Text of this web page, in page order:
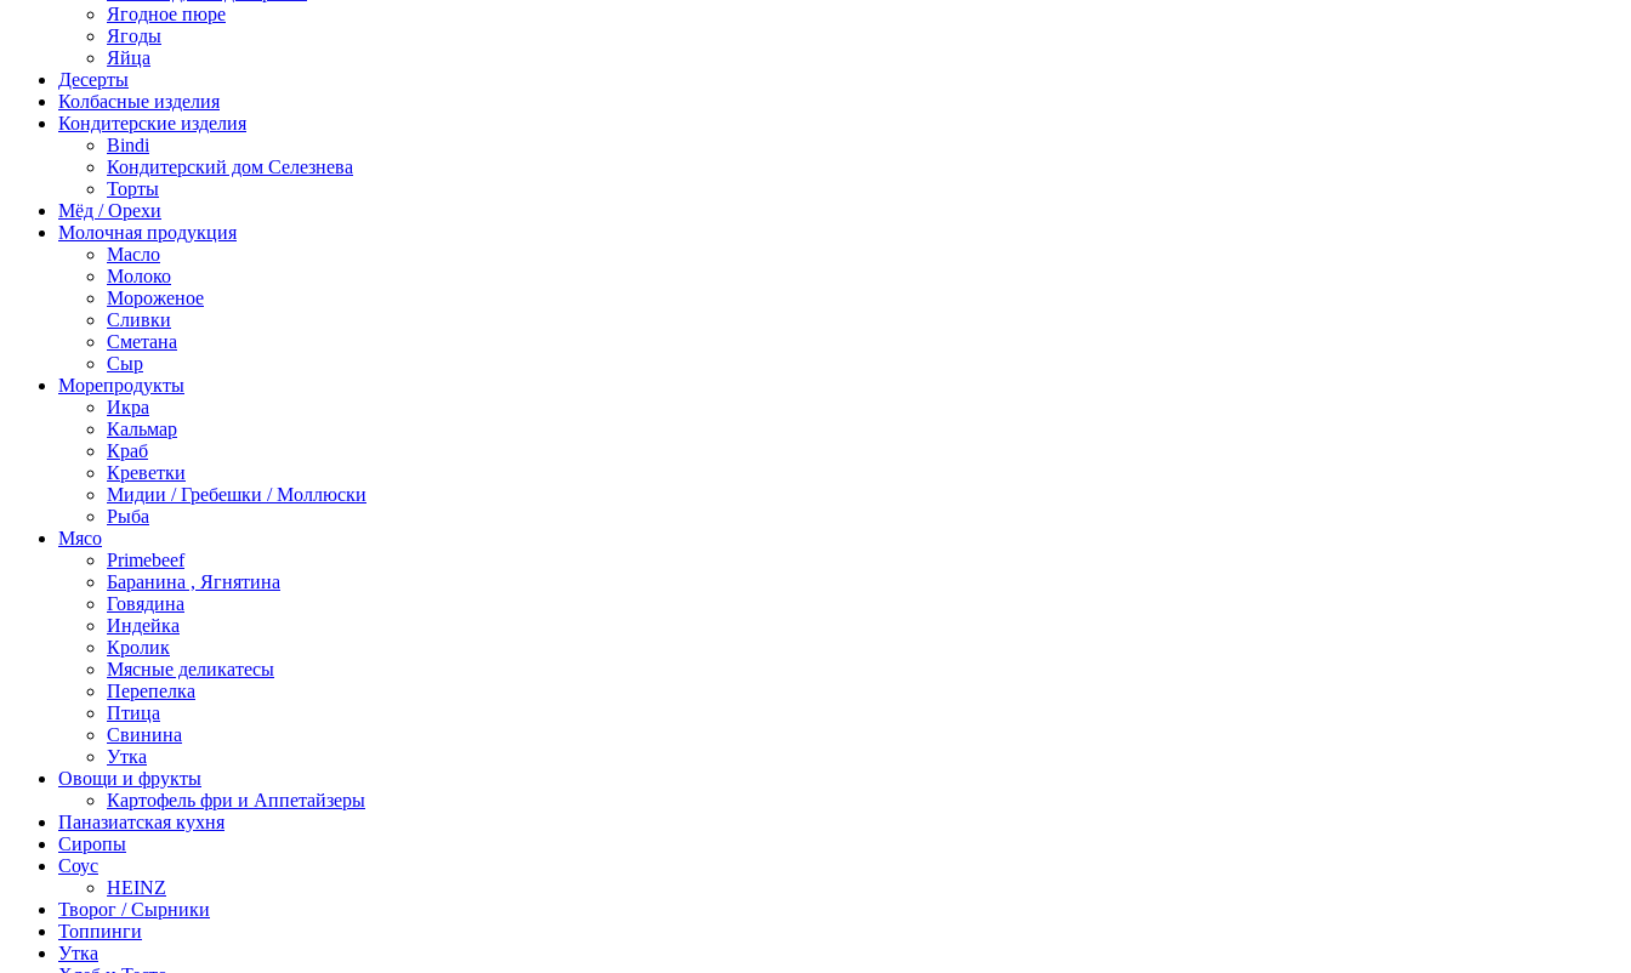
Ягодное пюре
Ягоды
Яйца
Десерты
Колбасные изделия
Кондитерские изделия
Bindi
Кондитерский дом Селезнева
Торты
Мёд / Орехи
Молочная продукция
Масло
Молоко
Мороженое
Сливки
Сметана
Сыр
Морепродукты
Икра
Кальмар
Краб
Креветки
Мидии / Гребешки / Моллюски
Рыба
Мясо
Primebeef
Баранина , Ягнятина
Говядина
Индейка
Кролик
Мясные деликатесы
Перепелка
Птица
Свинина
Утка
Овощи и фрукты
Картофель фри и Аппетайзеры
Паназиатская кухня​
Сиропы
Соус
HEINZ
Творог / Сырники
Топпинги
Утка